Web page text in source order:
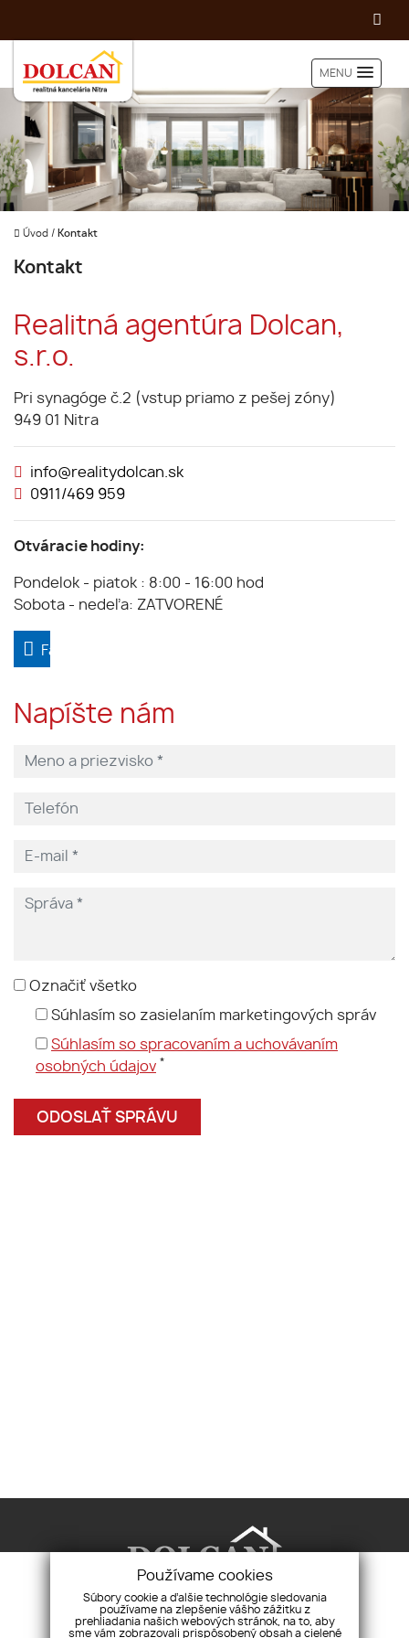
MENU
Úvod / Kontakt
Kontakt
Realitná agentúra Dolcan,
s.r.o.
Pri synagóge č.2 (vstup priamo z pešej zóny)
949 01 Nitra
info@realitydolcan.sk
0911/469 959
Otváracie hodiny:
Pondelok - piatok : 8:00 - 16:00 hod
Sobota - nedeľa: ZATVORENÉ
Facebook
Napíšte nám
Označiť všetko
Súhlasím so zasielaním marketingových správ
Súhlasím so spracovaním a uchovávaním
osobných údajov *
Realitná agentúra Dolcan, s.r.o. Pri synagóge
Používame cookies
Súbory cookie a ďalšie technológie sledovania
používame na zlepšenie vášho zážitku z
prehliadania našich webových stránok, na to, aby
sme vám zobrazovali prispôsobený obsah a cielené